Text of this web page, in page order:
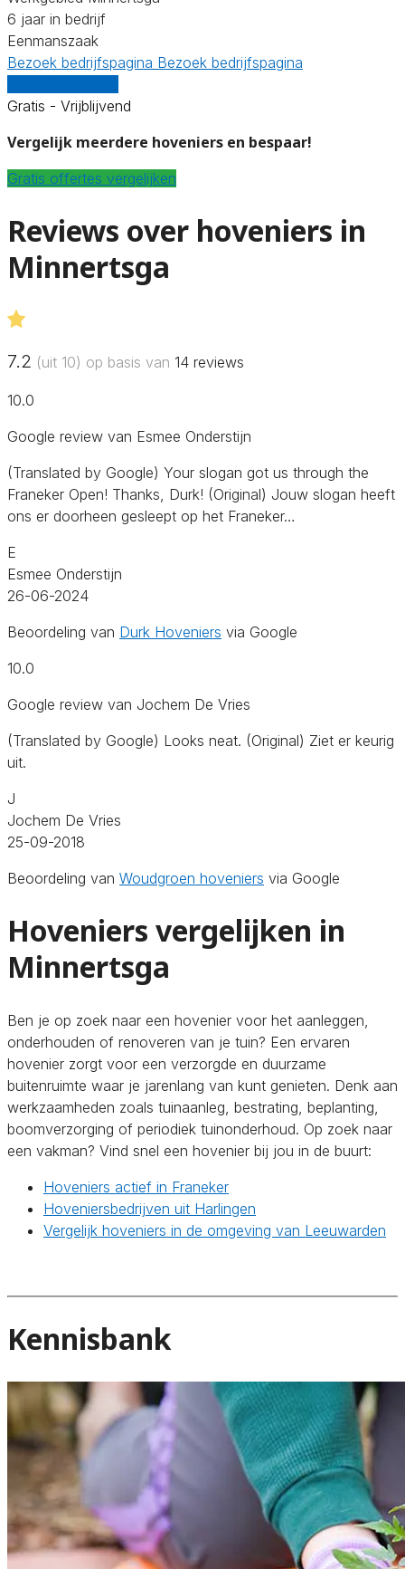
6 jaar in bedrijf
Eenmanszaak
Bezoek bedrijfspagina Bezoek bedrijfspagina
Gratis - Vrijblijvend
Vergelijk meerdere hoveniers en bespaar!
Gratis offertes vergelijken
Reviews over hoveniers in
Minnertsga
7.2 (uit 10) op basis van 14 reviews
10.0
Google review van Esmee Onderstijn
(Translated by Google) Your slogan got us through the
Franeker Open! Thanks, Durk! (Original) Jouw slogan heeft
ons er doorheen gesleept op het Franeker…
E
Esmee Onderstijn
26-06-2024
Beoordeling van Durk Hoveniers via Google
10.0
Google review van Jochem De Vries
(Translated by Google) Looks neat. (Original) Ziet er keurig
uit.
J
Jochem De Vries
25-09-2018
Beoordeling van Woudgroen hoveniers via Google
Hoveniers vergelijken in
Minnertsga
Ben je op zoek naar een hovenier voor het aanleggen,
onderhouden of renoveren van je tuin? Een ervaren
hovenier zorgt voor een verzorgde en duurzame
buitenruimte waar je jarenlang van kunt genieten. Denk aan
werkzaamheden zoals tuinaanleg, bestrating, beplanting,
boomverzorging of periodiek tuinonderhoud. Op zoek naar
een vakman? Vind snel een hovenier bij jou in de buurt:
Hoveniers actief in Franeker
Hoveniersbedrijven uit Harlingen
Vergelijk hoveniers in de omgeving van Leeuwarden
Kennisbank